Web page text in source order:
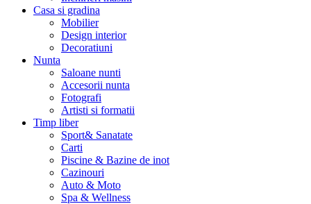
Casa si gradina
Mobilier
Design interior
Decoratiuni
Nunta
Saloane nunti
Accesorii nunta
Fotografi
Artisti si formatii
Timp liber
Sport& Sanatate
Carti
Piscine & Bazine de inot
Cazinouri
Auto & Moto
Spa & Wellness